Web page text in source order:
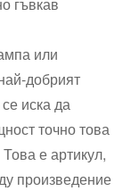
гъвкав
или
добрият
иска да
точно това
е артикул,
произведение